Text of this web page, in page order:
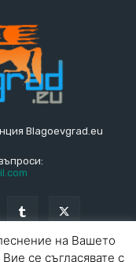
Blagoevgrad.eu
на Вашето
се съгласявате с